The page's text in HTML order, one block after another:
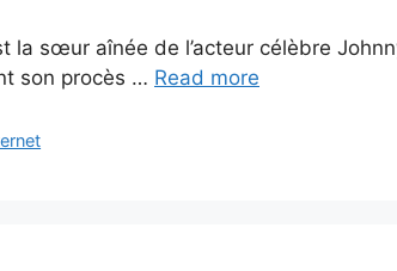
la sœur aînée de l’acteur célèbre
son procès … Read more